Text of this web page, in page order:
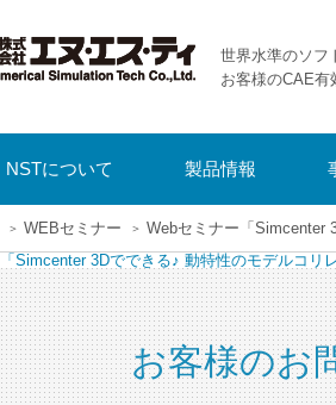
世界水準のソフ
お客様のCAE有
NSTについて 製品情報
WEBセミナー
Webセミナー「Simcenter
「Simcenter 3Dでできる♪ 動特性のモデルコリ
お客様のお